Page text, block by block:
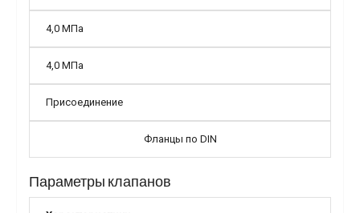
4,0 МПа
4,0 МПа
Присоединение
Фланцы по DIN
Параметры клапанов